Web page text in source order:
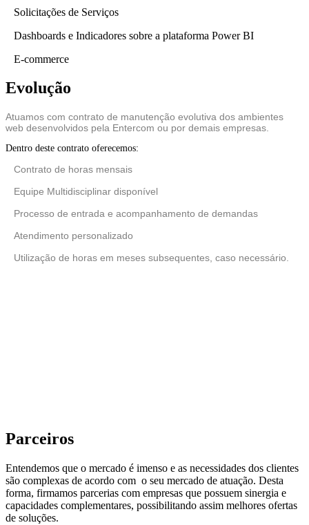
Solicitações de Serviços
Dashboards e Indicadores sobre a plataforma Power BI
E-commerce
Evolução
Atuamos com contrato de manutenção evolutiva dos ambientes
web desenvolvidos pela Entercom ou por demais empresas.
Dentro deste contrato oferecemos:
Contrato de horas mensais
Equipe Multidisciplinar disponível
Processo de entrada e acompanhamento de demandas
Atendimento personalizado
Utilização de horas em meses subsequentes, caso necessário.
Parceiros
Entendemos que o mercado é imenso e as necessidades dos clientes
são complexas de acordo com o seu mercado de atuação. Desta
forma, firmamos parcerias com empresas que possuem sinergia e
capacidades complementares, possibilitando assim melhores ofertas
de soluções.